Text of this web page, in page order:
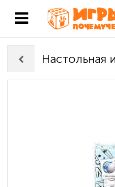
Настольная